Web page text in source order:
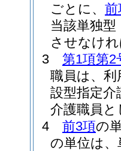
ごとに、 前
当該単独
させなけ
3
第1項第2
職員は、
設型指定介
介護職員
4
前3項の
の単位は、